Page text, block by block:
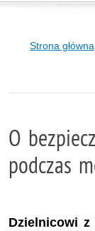
Strona główna
O
podczas
Dzielnicowi